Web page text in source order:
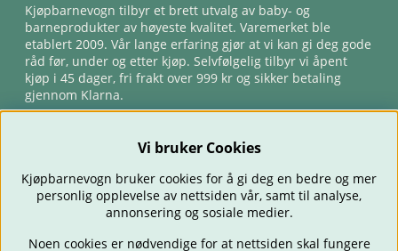
Kjøpbarnevogn tilbyr et brett utvalg av baby- og
barneprodukter av høyeste kvalitet. Varemerket ble
etablert 2009. Vår lange erfaring gjør at vi kan gi deg gode
råd før, under og etter kjøp. Selvfølgelig tilbyr vi åpent
kjøp i 45 dager, fri frakt over 999 kr og sikker betaling
gjennom Klarna.
Vi bruker Cookies
Kjøpbarnevogn bruker cookies for å gi deg en bedre og mer
personlig opplevelse av nettsiden vår, samt til analyse,
annonsering og sosiale medier.
Noen cookies er nødvendige for at nettsiden skal fungere